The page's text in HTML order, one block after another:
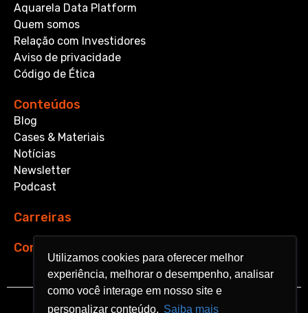
Utilizamos cookies para oferecer melhor
experiência, melhorar o desempenho, analisar
como você interage em nosso site e
personalizar conteúdo. Saiba mais
Utilizamos cookies para oferecer melhor
experiência, melhorar o desempenho, analisar
como você interage em nosso site e
personalizar conteúdo. Saiba mais
Aquarela Data Platform
Quem somos
Relação com Investidores
Aviso de privacidade
Código de Ética
Conteúdos
Blog
Cases & Materiais
Notícias
Newsletter
Podcast
Carreiras
Contato